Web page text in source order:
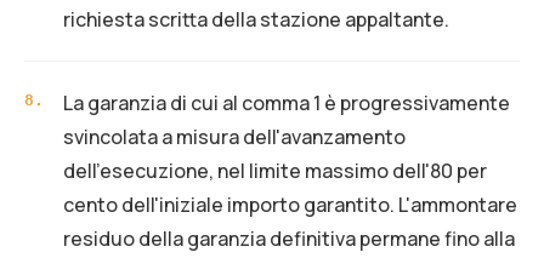
richiesta scritta della stazione appaltante.
8 .
La garanzia di cui al comma 1 è progressivamente
svincolata a misura dell'avanzamento
dell'esecuzione, nel limite massimo dell'80 per
cento dell'iniziale importo garantito. L'ammontare
residuo della garanzia definitiva permane fino alla